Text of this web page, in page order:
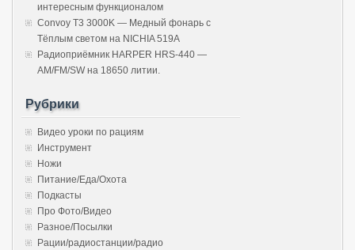
интересным функционалом
Convoy T3 3000K — Медный фонарь с
Тёплым светом на NICHIA 519A
Радиоприёмник HARPER HRS-440 —
AM/FM/SW на 18650 литии.
Рубрики
Видео уроки по рациям
Инструмент
Ножи
Питание/Еда/Охота
Подкасты
Про Фото/Видео
Разное/Посылки
Рации/радиостанции/радио